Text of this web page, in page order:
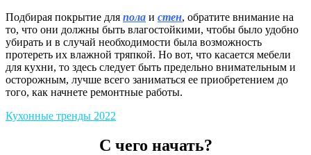
Подбирая покрытие для пола и стен, обратите внимание на
то, что они должны быть влагостойкими, чтобы было удобно
убирать и в случай необходимости была возможность
протереть их влажной тряпкой. Но вот, что касается мебели
для кухни, то здесь следует быть предельно внимательным и
осторожным, лучше всего заниматься ее приобретением до
того, как начнете ремонтные работы.
Кухонные тренды 2022
С чего начать?